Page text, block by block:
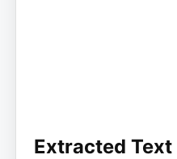
Extracted Text